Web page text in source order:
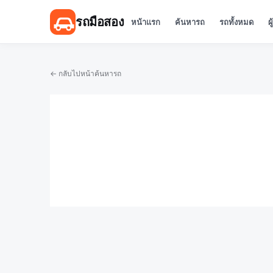
รถมือสอง หน้าแรก ค้นหารถ รถทั้งหมด
← กลับไปหน้าค้นหารถ